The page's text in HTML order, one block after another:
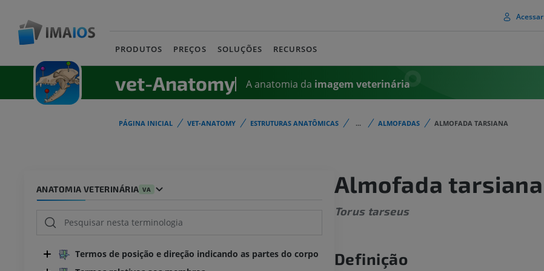
Acessar
PRODUTOS PREÇOS SOLUÇÕES RECURSOS
vet-Anatomy A anatomia da imagem veterinária
PÁGINA INICIAL VET-ANATOMY ESTRUTURAS ANATÔMICAS ... ALMOFADAS ALMOFADA TARSIANA
ANATOMIA VETERINÁRIA VA
Termos de posição e direção indicando as partes do corpo
Almofada tarsiana
Torus tarseus
Definição